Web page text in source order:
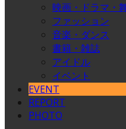
映画・ドラマ・
ファッション
音楽・ダンス
書籍・雑誌
アイドル
イベント
EVENT
REPORT
PHOTO